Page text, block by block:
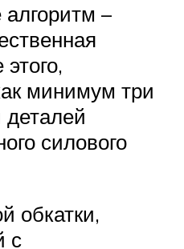
–
минимум три
деталей
силового
обкатки,
с